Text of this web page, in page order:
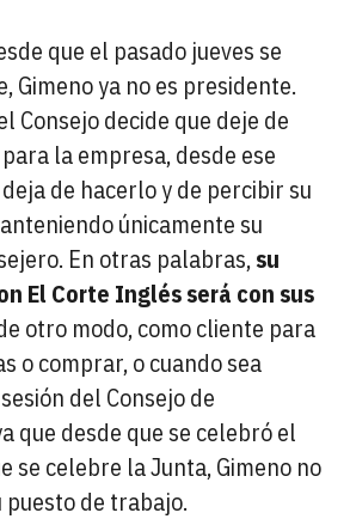
que el pasado jueves se
Gimeno ya no es presidente.
Consejo decide que deje de
la empresa, desde ese
de hacerlo y de percibir su
únicamente su
En otras palabras,su
El Corte Inglés será con sus
otro modo, como cliente para
o comprar, o cuando sea
del Consejo de
que desde que se celebró el
se celebre la Junta, Gimeno no
puesto de trabajo.